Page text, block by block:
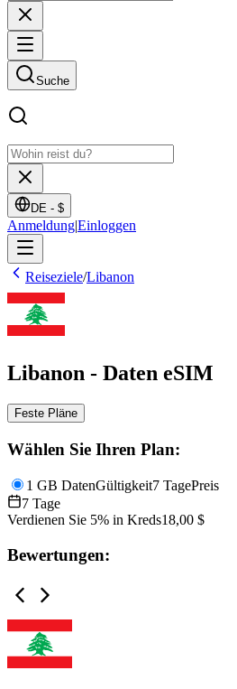
Suche
DE - $
Anmeldung|Einloggen
Reiseziele/Libanon
Libanon - Daten eSIM
Feste Pläne
Wählen Sie Ihren Plan:
1 GB DatenGültigkeit7 TagePreis
7 Tage
Verdienen Sie 5% in Kreds18,00 $
Bewertungen: